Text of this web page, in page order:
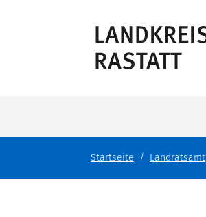
Startseite Landratsamt